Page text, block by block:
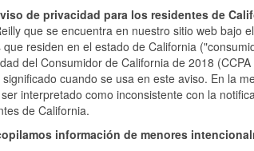
de privacidad para los residentes de
que se encuentra en nuestro sitio web bajo
que residen en el estado de California
del Consumidor de California de 2018
significado cuando se usa en este aviso. En la
interpretado como inconsistente con la
de California.
información de menores